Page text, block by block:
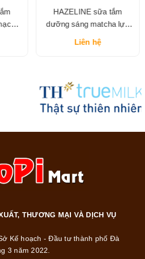
HAZELINE sữa tắm
dưỡng sáng matcha lựu
Liên hệ
THƯƠNG MẠI VÀ DỊCH VỤ
Kế hoạch - Đầu tư thành phố Đà
3 năm 2022.